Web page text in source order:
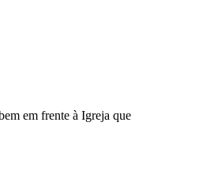
em frente à Igreja que